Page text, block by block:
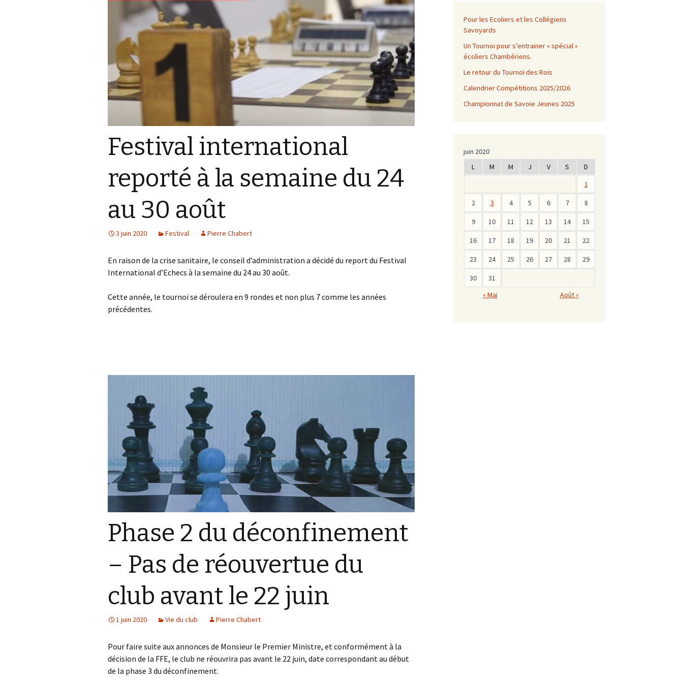
Festival international
reporté à la semaine du 24
au 30 août
3 juin 2020 Festival Pierre Chabert
En raison de la crise sanitaire, le conseil d’administration a décidé du report du Festival
International d’Echecs à la semaine du 24 au 30 août.
Cette année, le tournoi se déroulera en 9 rondes et non plus 7 comme les années
précédentes.
Phase 2 du déconfinement
– Pas de réouvertue du
club avant le 22 juin
1 juin 2020 Vie du club Pierre Chabert
Pour faire suite aux annonces de Monsieur le Premier Ministre, et conformément à la
décision de la FFE, le club ne réouvrira pas avant le 22 juin, date correspondant au début
de la phase 3 du déconfinement.
Pour les Ecoliers et les Collégiens
Savoyards
Un Tournoi pour s’entrainer « spécial »
écoliers Chambériens.
Le retour du Tournoi des Rois
Calendrier Compétitions 2025/2026
Championnat de Savoie Jeunes 2025
juin 2020
L
M M J V S
D
1
2 3 4 5 6 7 8
9 10 11 12 13 14 15
16 17 18 19 20 21 22
23 24 25 26 27 28 29
30
31
« Mai
Août »